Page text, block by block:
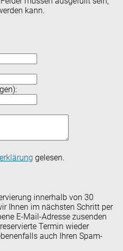
kann.
gelesen.
innerhalb von 30
Ihnen im nächsten Schritt per
E-Mail-Adresse zusenden
Termin wieder
auch Ihren Spam-